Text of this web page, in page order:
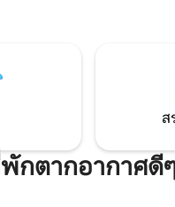
ที่พัก Airbnb นี้ไม่ให้เช็คอินด้
จากอุปกรณ์ที่ใช้
ส
กตากอากาศดี